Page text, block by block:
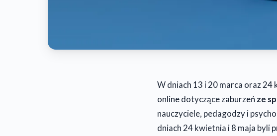
W dniach 13 i 20 marca oraz
online dotyczące zaburzeńze
nauczyciele, pedagodzy i
dniach 24 kwietnia i 8 maja byli